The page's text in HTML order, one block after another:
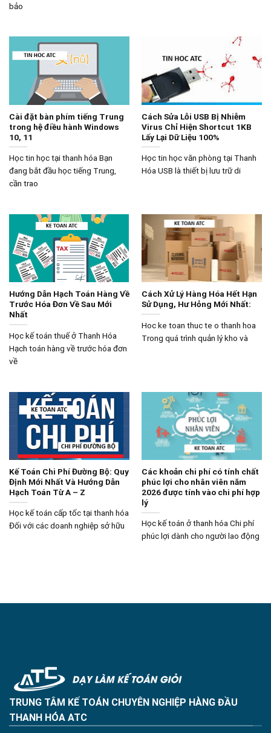
bảo
Cài đặt bàn phím tiếng Trung
trong hệ điều hành Windows
10, 11
Học tin học tại thanh hóa Bạn
đang bắt đầu học tiếng Trung,
cần trao
Cách Sửa Lỗi USB Bị Nhiễm
Virus Chỉ Hiện Shortcut 1KB
Lấy Lại Dữ Liệu 100%
Học tin học văn phòng tại Thanh
Hóa USB là thiết bị lưu trữ di
Hướng Dẫn Hạch Toán Hàng Về
Trước Hóa Đơn Về Sau Mới
Nhất
Học kế toán thuế ở Thanh Hóa
Hạch toán hàng về trước hóa đơn
về
Cách Xử Lý Hàng Hóa Hết Hạn
Sử Dụng, Hư Hỏng Mới Nhất:
Hoc ke toan thuc te o thanh hoa
Trong quá trình quản lý kho và
Kế Toán Chi Phí Đường Bộ: Quy
Định Mới Nhất Và Hướng Dẫn
Hạch Toán Từ A – Z
Học kế toán cấp tốc tại thanh hóa
Đối với các doanh nghiệp sở hữu
Các khoản chi phí có tính chất
phúc lợi cho nhân viên năm
2026 được tính vào chi phí hợp
lý
Học kế toán ở thanh hóa Chi phí
phúc lợi dành cho người lao động
TRUNG TÂM KẾ TOÁN CHUYÊN NGHIỆP HÀNG ĐẦU
THANH HÓA ATC